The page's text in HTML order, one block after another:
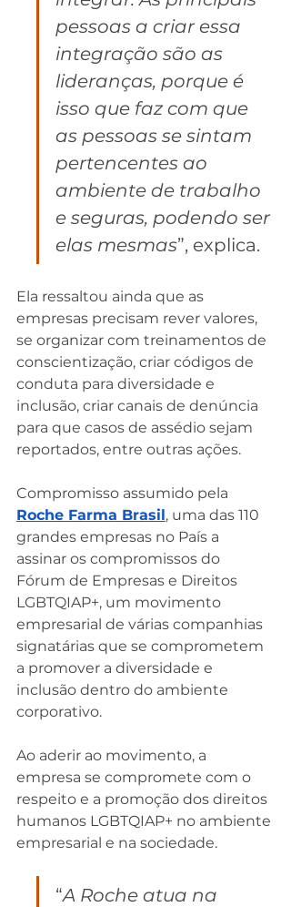
pessoas a criar essa
integração são as
lideranças, porque é
isso que faz com que
as pessoas se sintam
pertencentes ao
ambiente de trabalho
e seguras, podendo ser
elas mesmas”, explica.
Ela ressaltou ainda que as
empresas precisam rever valores,
se organizar com treinamentos de
conscientização, criar códigos de
conduta para diversidade e
inclusão, criar canais de denúncia
para que casos de assédio sejam
reportados, entre outras ações.
Compromisso assumido pela
Roche Farma Brasil, uma das 110
grandes empresas no País a
assinar os compromissos do
Fórum de Empresas e Direitos
LGBTQIAP+, um movimento
empresarial de várias companhias
signatárias que se comprometem
a promover a diversidade e
inclusão dentro do ambiente
corporativo.
Ao aderir ao movimento, a
empresa se compromete com o
respeito e a promoção dos direitos
humanos LGBTQIAP+ no ambiente
empresarial e na sociedade.
“A Roche atua na